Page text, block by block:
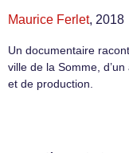
Maurice Ferlet, 2018
Un documentaire
ville de la Somme,
et de production.